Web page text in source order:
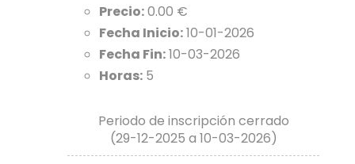
Precio:0.00 €
Fecha Inicio:10-01-2026
Fecha Fin:10-03-2026
Horas: 5
Periodo de inscripción cerrado
(29-12-2025 a 10-03-2026)